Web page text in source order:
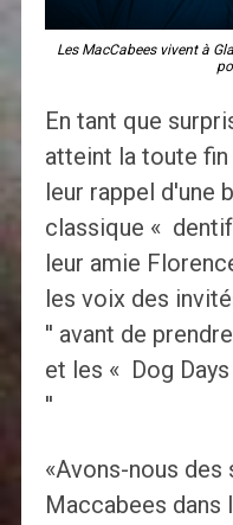
Les MacCabees vivent à
En tant que
atteint la toute
leur rappel d'une
classique «
leur amie
les voix des
'' avant de
et les « Dog
''
«Avons-nous des
Maccabees dans